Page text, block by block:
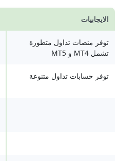
الايجابيات
توفر منصات تداول متطورة
تشمل MT4 و MT5
توفر حسابات تداول متنوعة